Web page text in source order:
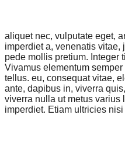
aliquet nec, vulputate eget,
imperdiet a, venenatis vitae,
pede mollis pretium. Integer
Vivamus elementum
tellus. eu, consequat vitae,
ante, dapibus in, viverra
viverra nulla ut metus varius
imperdiet. Etiam ultricies